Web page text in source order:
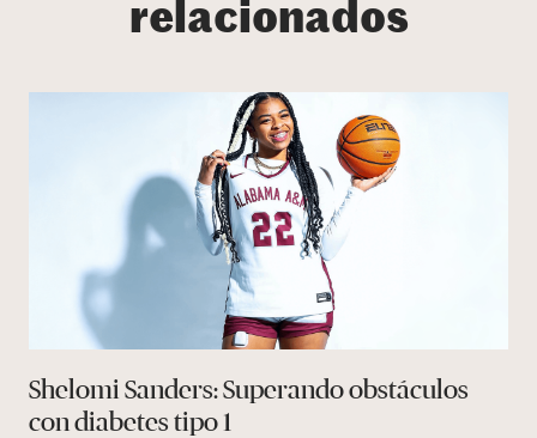
relacionados
Shelomi Sanders: Superando obstáculos
con diabetes tipo 1